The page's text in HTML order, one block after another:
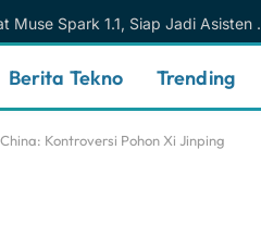
Meta AI Makin
Berita Tekno Trending
Kontroversi Pohon Xi Jinping